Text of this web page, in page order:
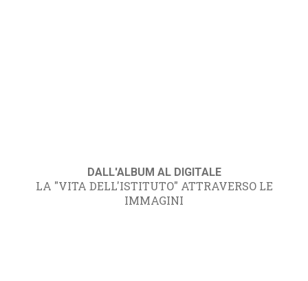
DALL'ALBUM AL DIGITALE
LA "VITA DELL'ISTITUTO" ATTRAVERSO LE
IMMAGINI